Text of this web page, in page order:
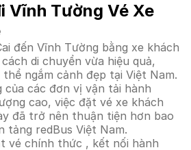
Vĩnh Tường Vé Xe
đến Vĩnh Tường bằng xe khách
di chuyển vừa hiệu quả,
ngắm cảnh đẹp tại Việt Nam.
của các đơn vị vận tải hành
cao, việc đặt vé xe khách
đã trở nên thuận tiện hơn bao
tảng redBus Việt Nam.
vé chính thức , kết nối hành